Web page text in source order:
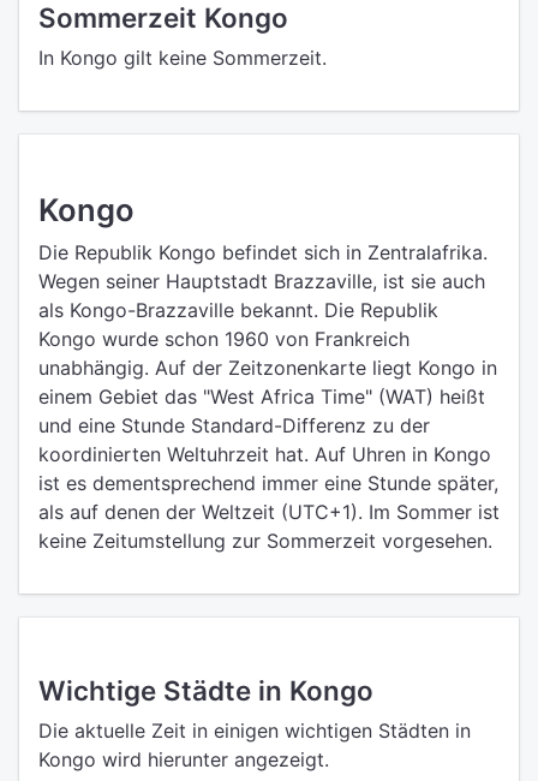
Sommerzeit Kongo
In Kongo gilt keine Sommerzeit.
Kongo
Die Republik Kongo befindet sich in Zentralafrika.
Wegen seiner Hauptstadt Brazzaville, ist sie auch
als Kongo-Brazzaville bekannt. Die Republik
Kongo wurde schon 1960 von Frankreich
unabhängig. Auf der Zeitzonenkarte liegt Kongo in
einem Gebiet das "West Africa Time" (WAT) heißt
und eine Stunde Standard-Differenz zu der
koordinierten Weltuhrzeit hat. Auf Uhren in Kongo
ist es dementsprechend immer eine Stunde später,
als auf denen der Weltzeit (UTC+1). Im Sommer ist
keine Zeitumstellung zur Sommerzeit vorgesehen.
Wichtige Städte in Kongo
Die aktuelle Zeit in einigen wichtigen Städten in
Kongo wird hierunter angezeigt.